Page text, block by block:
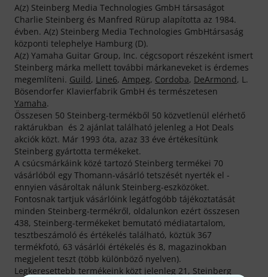
A(z) Steinberg Media Technologies GmbH társaságot
Charlie Steinberg és Manfred Rürup alapította az 1984.
évben. A(z) Steinberg Media Technologies GmbHtársaság
központi telephelye Hamburg (D).
A(z) Yamaha Guitar Group, Inc. cégcsoport részeként ismert
Steinberg márka mellett további márkaneveket is érdemes
megemlíteni. Guild, Line6, Ampeg, Cordoba, DeArmond, L.
Bösendorfer Klavierfabrik GmbH és természetesen
Yamaha.
Összesen 50 Steinberg-termékből 50 közvetlenül elérhető
raktárukban és 2 ajánlat található jelenleg a Hot Deals
akciók közt. Már 1993 óta, azaz 33 éve értékesítünk
Steinberg gyártotta termékeket.
A csúcsmárkáink közé tartozó Steinberg termékei 70
vásárlóból egy Thomann-vásárló tetszését nyerték el -
ennyien vásároltak nálunk Steinberg-eszközöket.
Fontosnak tartjuk vásárlóink legátfogóbb tájékoztatását
minden Steinberg-termékről, oldalunkon ezért összesen
438, Steinberg-termékeket bemutató médiatartalom,
tesztbeszámoló és értékelés található, köztük 367
termékfotó, 63 vásárlói értékelés és 8, magazinokban
megjelent teszt (több különböző nyelven).
Legkeresettebb termékeink közt jelenleg 21, Steinberg